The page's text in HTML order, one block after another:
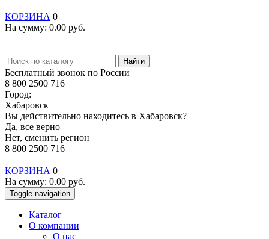
КОРЗИНА 0
На сумму: 0.00 руб.
Найти
Бесплатный звонок по России
8 800 2500 716
Город:
Хабаровск
Вы действительно находитесь в Хабаровск?
Да, все верно
Нет, сменить регион
8 800 2500 716
КОРЗИНА 0
На сумму: 0.00 руб.
Toggle navigation
Каталог
О компании
О нас